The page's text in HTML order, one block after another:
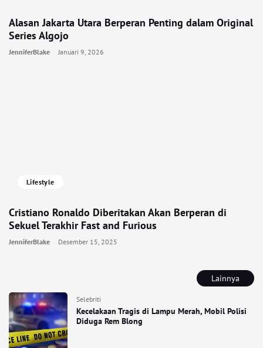
Lainnya
Selebriti
Kecelakaan Tragis di Lampu Merah, Mobil Polisi
Diduga Rem Blong
Alasan Jakarta Utara Berperan Penting dalam Original
Series Algojo
JenniferBlake Januari 9, 2026
Lifestyle
Cristiano Ronaldo Diberitakan Akan Berperan di
Sekuel Terakhir Fast and Furious
JenniferBlake Desember 15, 2025